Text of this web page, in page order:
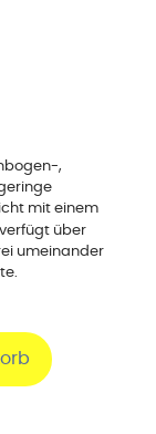
,
mit einem
verfügt über
umeinander